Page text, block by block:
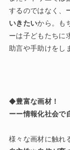
するのではなく、
いきたいから。も
ーは子どもたちに
助言や手助けをし
◆豊富な画材！
ーー情報化社会で
様々な画材に触れ